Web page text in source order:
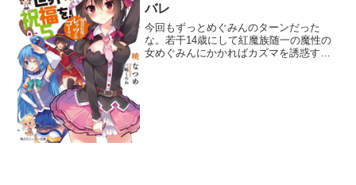
バレ
今回もずっとめぐみんのターンだった
な。若干14歳にして紅魔族随一の魔性の
女めぐみんにかかればカズマを誘惑する